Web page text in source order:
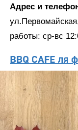
Адрес и
работы: ср-вс
BBQ CAFE ля